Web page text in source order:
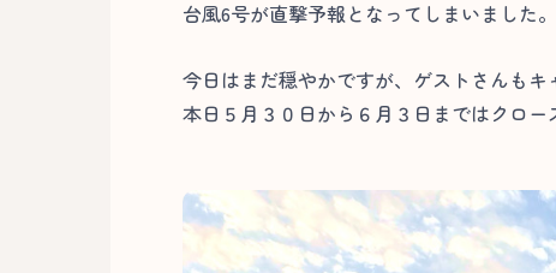
台風6号が直撃予報となってしまいました。
今日はまだ穏やかですが、ゲストさんもキ
本日５月３０日から６月３日まではクロー